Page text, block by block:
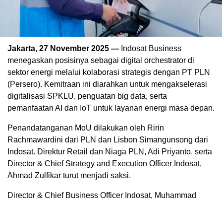
Jakarta, 27 November 2025 — Indosat Business
menegaskan posisinya sebagai digital orchestrator di
sektor energi melalui kolaborasi strategis dengan PT PLN
(Persero). Kemitraan ini diarahkan untuk mengakselerasi
digitalisasi SPKLU, penguatan big data, serta
pemanfaatan AI dan IoT untuk layanan energi masa depan.
Penandatanganan MoU dilakukan oleh Ririn
Rachmawardini dari PLN dan Lisbon Simangunsong dari
Indosat. Direktur Retail dan Niaga PLN, Adi Priyanto, serta
Director & Chief Strategy and Execution Officer Indosat,
Ahmad Zulfikar turut menjadi saksi.
Director & Chief Business Officer Indosat, Muhammad